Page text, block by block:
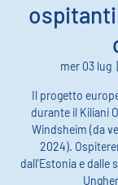
mer 03 lug
Il progetto
durante il Kiliani
Windsheim (da
2024).
dall'Estonia e dalle